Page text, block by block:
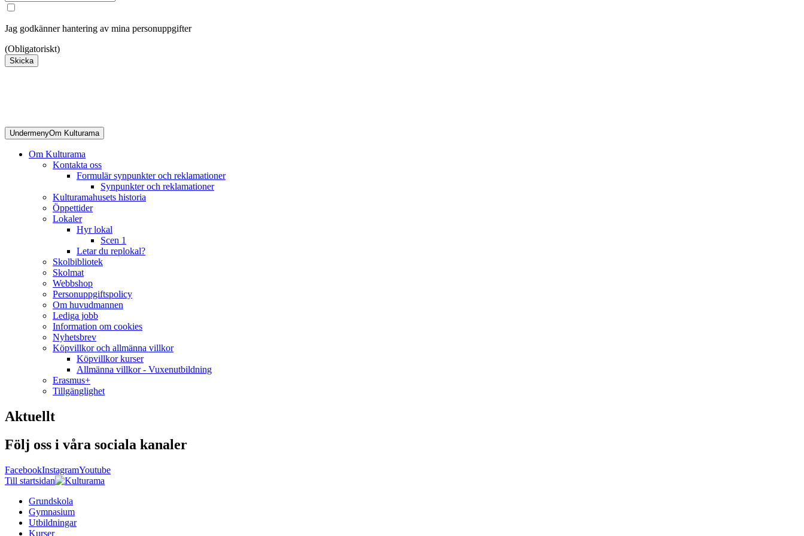
Jag godkänner hantering av mina personuppgifter
(Obligatoriskt)
Skicka
UndermenyOm Kulturama
Om Kulturama
Kontakta oss
Formulär synpunkter och reklamationer
Synpunkter och reklamationer
Kulturamahusets historia
Öppettider
Lokaler
Hyr lokal
Scen 1
Letar du replokal?
Skolbibliotek
Skolmat
Webbshop
Personuppgiftspolicy
Om huvudmannen
Lediga jobb
Information om cookies
Nyhetsbrev
Köpvillkor och allmänna villkor
Köpvillkor kurser
Allmänna villkor - Vuxenutbildning
Erasmus+
Tillgänglighet
Aktuellt
Följ oss i våra sociala kanaler
FacebookInstagramYoutube
Till startsidan
Grundskola
Gymnasium
Utbildningar
Kurser